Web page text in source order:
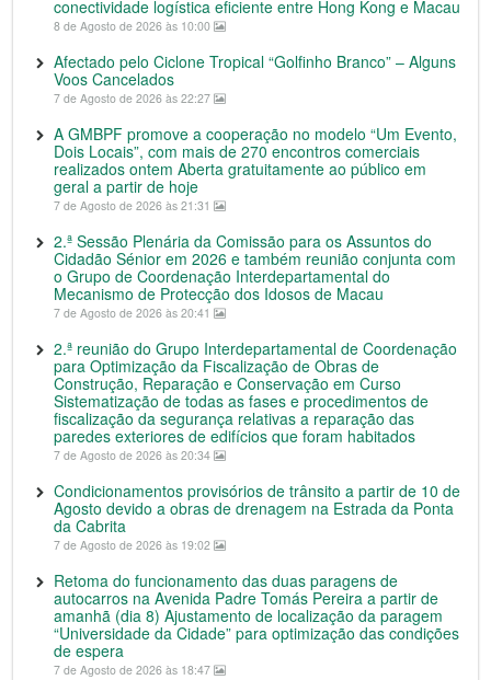
conectividade logística eficiente entre Hong Kong e Macau
8 de Agosto de 2026 às 10:00
Afectado pelo Ciclone Tropical “Golfinho Branco” – Alguns
Voos Cancelados
7 de Agosto de 2026 às 22:27
A GMBPF promove a cooperação no modelo “Um Evento,
Dois Locais”, com mais de 270 encontros comerciais
realizados ontem Aberta gratuitamente ao público em
geral a partir de hoje
7 de Agosto de 2026 às 21:31
2.ª Sessão Plenária da Comissão para os Assuntos do
Cidadão Sénior em 2026 e também reunião conjunta com
o Grupo de Coordenação Interdepartamental do
Mecanismo de Protecção dos Idosos de Macau
7 de Agosto de 2026 às 20:41
2.ª reunião do Grupo Interdepartamental de Coordenação
para Optimização da Fiscalização de Obras de
Construção, Reparação e Conservação em Curso
Sistematização de todas as fases e procedimentos de
fiscalização da segurança relativas a reparação das
paredes exteriores de edifícios que foram habitados
7 de Agosto de 2026 às 20:34
Condicionamentos provisórios de trânsito a partir de 10 de
Agosto devido a obras de drenagem na Estrada da Ponta
da Cabrita
7 de Agosto de 2026 às 19:02
Retoma do funcionamento das duas paragens de
autocarros na Avenida Padre Tomás Pereira a partir de
amanhã (dia 8) Ajustamento de localização da paragem
“Universidade da Cidade” para optimização das condições
de espera
7 de Agosto de 2026 às 18:47